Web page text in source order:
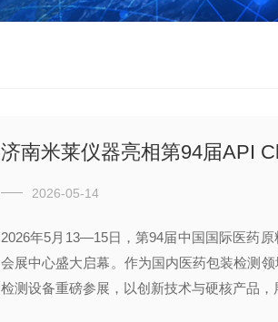
济南米莱仪器亮相第94届API
2026-05-14
2026年5月13—15日，第94届中国国际医药
会展中心盛大启幕。作为国内医药包装检测
检测设备重磅参展，以创新技术与硬核产品，